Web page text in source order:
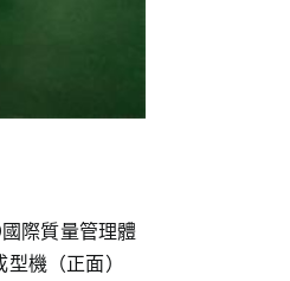
際質量管理體
型機（正面）